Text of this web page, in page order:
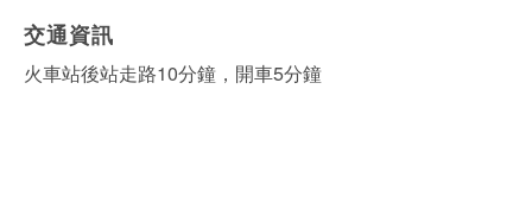
交通資訊
火車站後站走路10分鐘，開車5分鐘